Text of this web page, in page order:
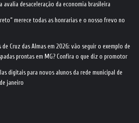
avalia desaceleração da economia brasileira
merece todas as honrarias e o nosso frevo no
de Cruz das Almas em 2026: vão seguir o exemplo de
prontas em MG? Confira o que diz o promotor
digitais para novos alunos da rede municipal de
janeiro